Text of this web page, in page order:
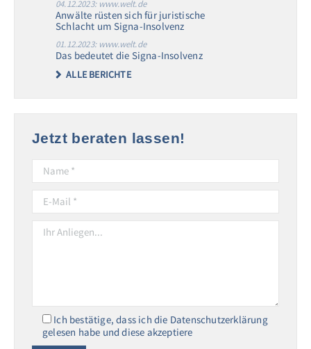
04.12.2023: www.welt.de
Anwälte rüsten sich für juristische
Schlacht um Signa-Insolvenz
01.12.2023: www.welt.de
Das bedeutet die Signa-Insolvenz
ALLE BERICHTE
Jetzt beraten lassen!
Ich bestätige, dass ich die Datenschutzerklärung
gelesen habe und diese akzeptiere